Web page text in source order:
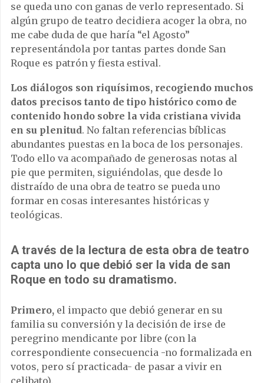
se queda uno con ganas de verlo representado. Si
algún grupo de teatro decidiera acoger la obra, no
me cabe duda de que haría “el Agosto”
representándola por tantas partes donde San
Roque es patrón y fiesta estival.
Los diálogos son riquísimos, recogiendo muchos
datos precisos tanto de tipo histórico como de
contenido hondo sobre la vida cristiana vivida
en su plenitud. No faltan referencias bíblicas
abundantes puestas en la boca de los personajes.
Todo ello va acompañado de generosas notas al
pie que permiten, siguiéndolas, que desde lo
distraído de una obra de teatro se pueda uno
formar en cosas interesantes históricas y
teológicas.
A través de la lectura de esta obra de teatro
capta uno lo que debió ser la vida de san
Roque en todo su dramatismo.
Primero, el impacto que debió generar en su
familia su conversión y la decisión de irse de
peregrino mendicante por libre (con la
correspondiente consecuencia -no formalizada en
votos, pero sí practicada- de pasar a vivir en